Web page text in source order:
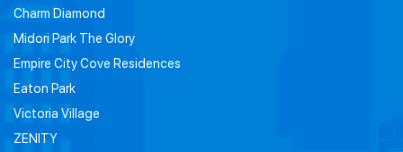
Charm Diamond
Midori Park The Glory
Empire City Cove Residences
Eaton Park
Victoria Village
ZENITY